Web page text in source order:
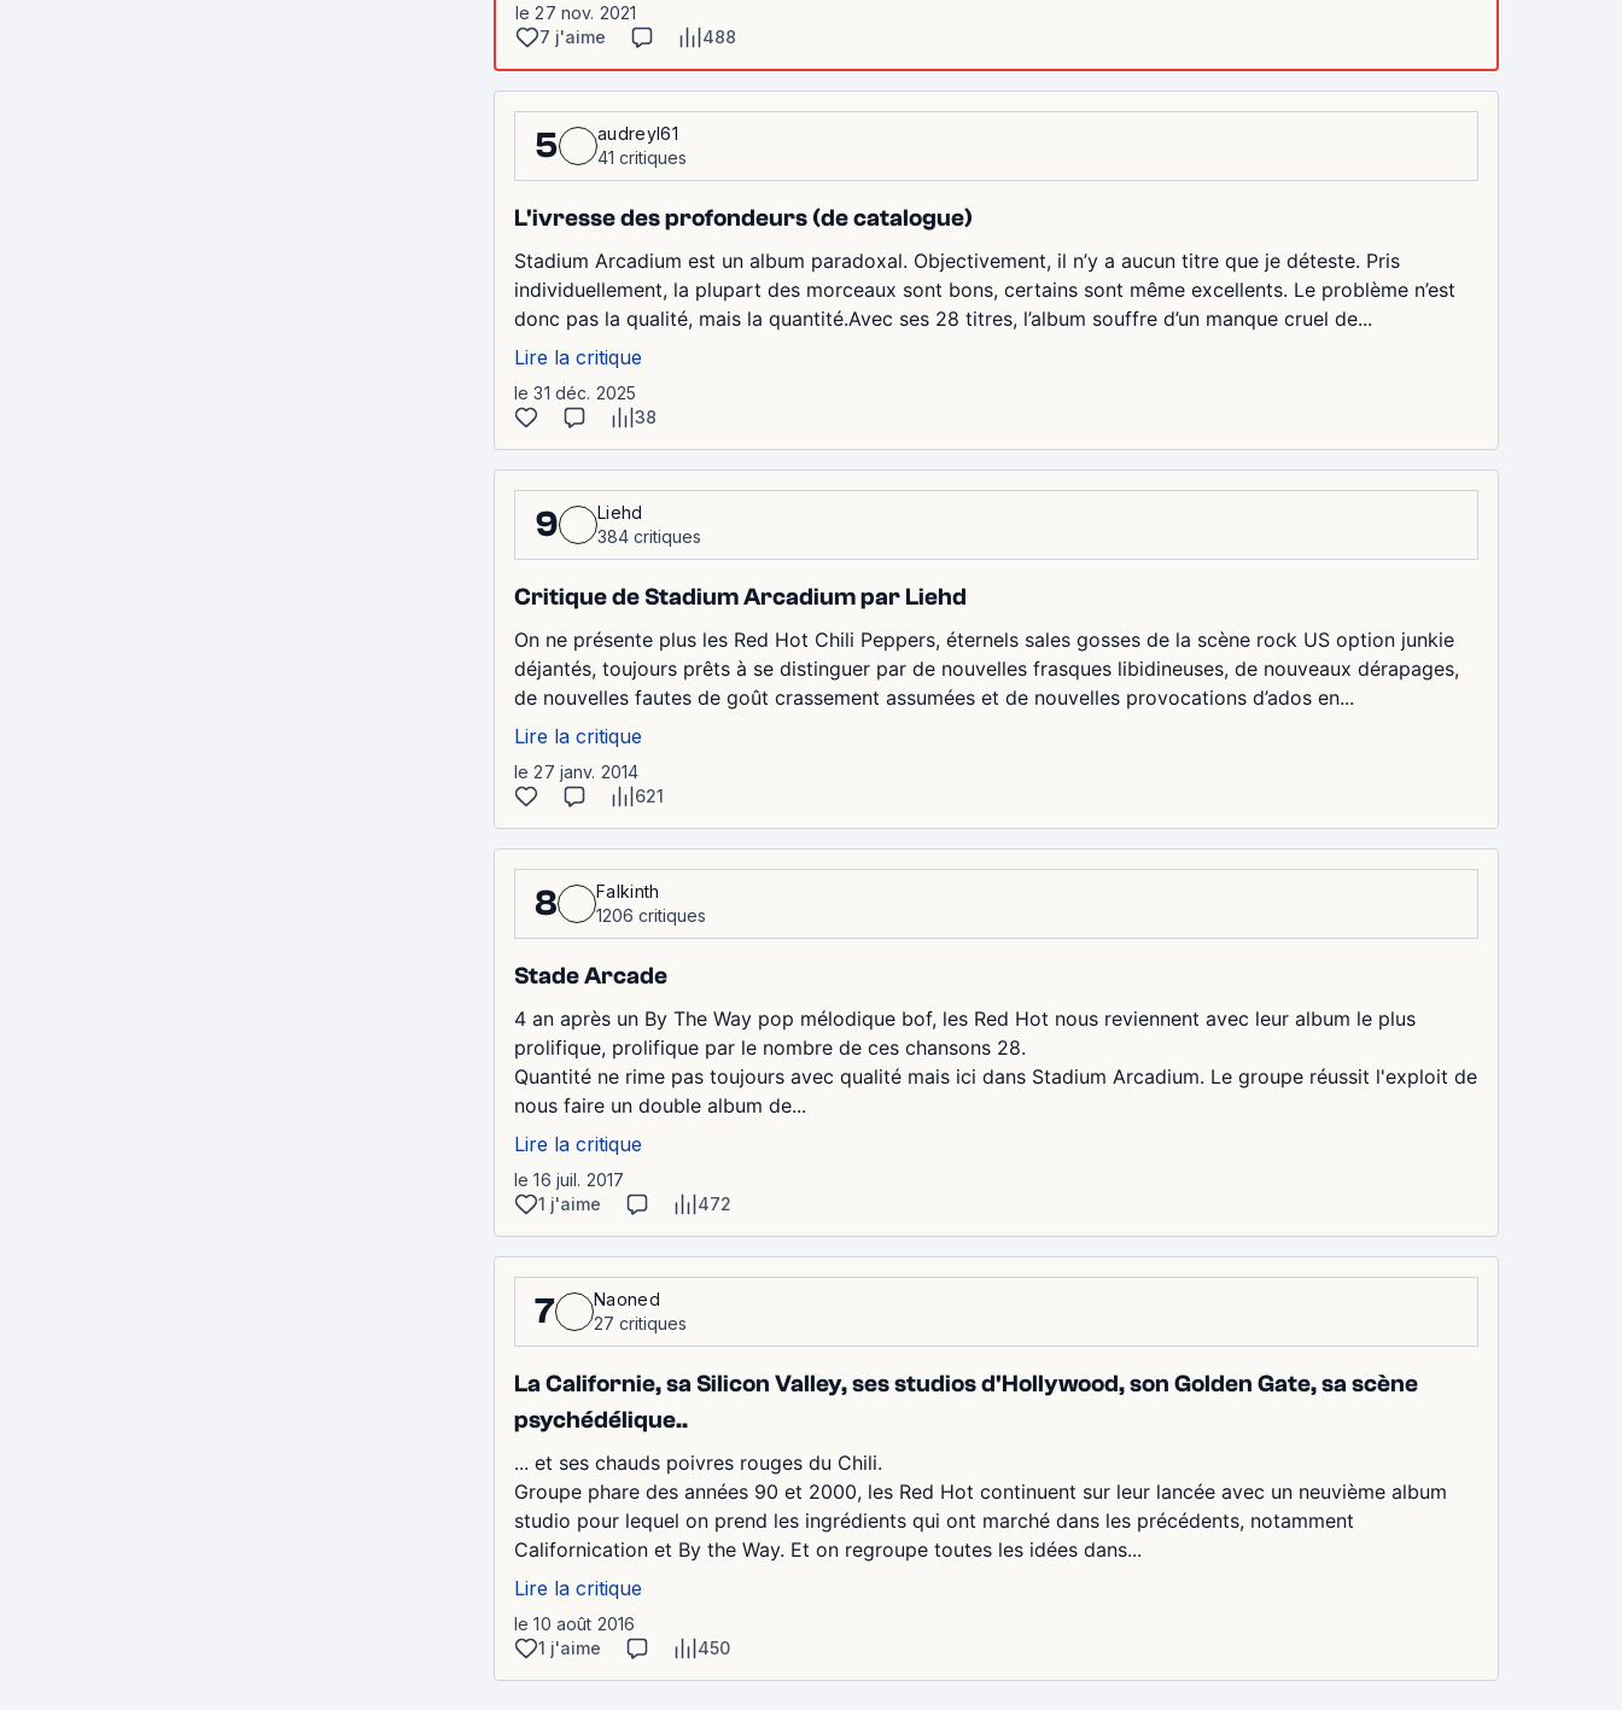
le 27 nov. 2021
7 j'aime
488
5
audreyl61
41 critiques
L'ivresse des profondeurs (de catalogue)
Stadium Arcadium est un album paradoxal. Objectivement, il n’y a aucun titre que je déteste. Pris
individuellement, la plupart des morceaux sont bons, certains sont même excellents. Le problème n’est
donc pas la qualité, mais la quantité.Avec ses 28 titres, l’album souffre d’un manque cruel de...
Lire la critique
le 31 déc. 2025
38
9
Liehd
384 critiques
Critique de Stadium Arcadium par Liehd
On ne présente plus les Red Hot Chili Peppers, éternels sales gosses de la scène rock US option junkie
déjantés, toujours prêts à se distinguer par de nouvelles frasques libidineuses, de nouveaux dérapages,
de nouvelles fautes de goût crassement assumées et de nouvelles provocations d’ados en...
Lire la critique
le 27 janv. 2014
621
8
Falkinth
1206 critiques
Stade Arcade
4 an après un By The Way pop mélodique bof, les Red Hot nous reviennent avec leur album le plus
prolifique, prolifique par le nombre de ces chansons 28.
Quantité ne rime pas toujours avec qualité mais ici dans Stadium Arcadium. Le groupe réussit l'exploit de
nous faire un double album de...
Lire la critique
le 16 juil. 2017
1 j'aime
472
7
Naoned
27 critiques
La Californie, sa Silicon Valley, ses studios d'Hollywood, son Golden Gate, sa scène
psychédélique..
... et ses chauds poivres rouges du Chili.
Groupe phare des années 90 et 2000, les Red Hot continuent sur leur lancée avec un neuvième album
studio pour lequel on prend les ingrédients qui ont marché dans les précédents, notamment
Californication et By the Way. Et on regroupe toutes les idées dans...
Lire la critique
le 10 août 2016
1 j'aime
450